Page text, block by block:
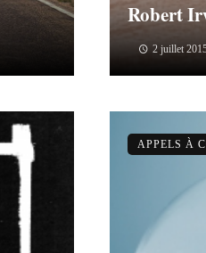
Robert
2 juillet
APPELS À